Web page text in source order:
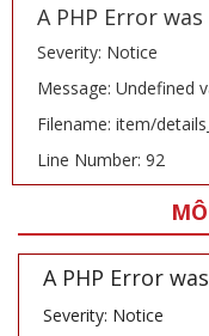
A PHP Error
Severity: Notice
Message: Undefined
Filename: item/
Line Number: 92
A PHP Error
Severity: Notice